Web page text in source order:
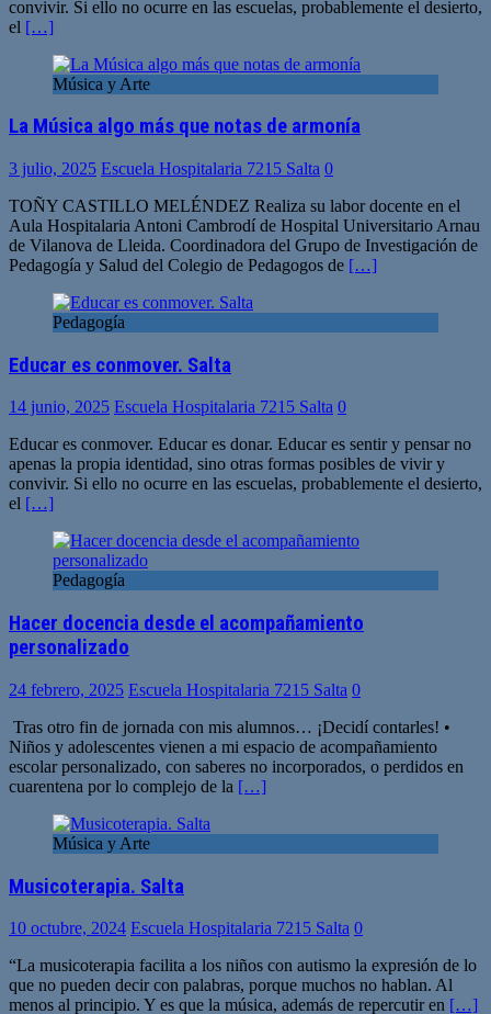
convivir. Si ello no ocurre en las escuelas, probablemente el desierto,
el […]
Música y Arte
La Música algo más que notas de armonía
3 julio, 2025 Escuela Hospitalaria 7215 Salta 0
TOÑY CASTILLO MELÉNDEZ Realiza su labor docente en el
Aula Hospitalaria Antoni Cambrodí de Hospital Universitario Arnau
de Vilanova de Lleida. Coordinadora del Grupo de Investigación de
Pedagogía y Salud del Colegio de Pedagogos de […]
Pedagogía
Educar es conmover. Salta
14 junio, 2025 Escuela Hospitalaria 7215 Salta 0
Educar es conmover. Educar es donar. Educar es sentir y pensar no
apenas la propia identidad, sino otras formas posibles de vivir y
convivir. Si ello no ocurre en las escuelas, probablemente el desierto,
el […]
Pedagogía
Hacer docencia desde el acompañamiento
personalizado
24 febrero, 2025 Escuela Hospitalaria 7215 Salta 0
Tras otro fin de jornada con mis alumnos… ¡Decidí contarles! •
Niños y adolescentes vienen a mi espacio de acompañamiento
escolar personalizado, con saberes no incorporados, o perdidos en
cuarentena por lo complejo de la […]
Música y Arte
Musicoterapia. Salta
10 octubre, 2024 Escuela Hospitalaria 7215 Salta 0
“La musicoterapia facilita a los niños con autismo la expresión de lo
que no pueden decir con palabras, porque muchos no hablan. Al
menos al principio. Y es que la música, además de repercutir en […]